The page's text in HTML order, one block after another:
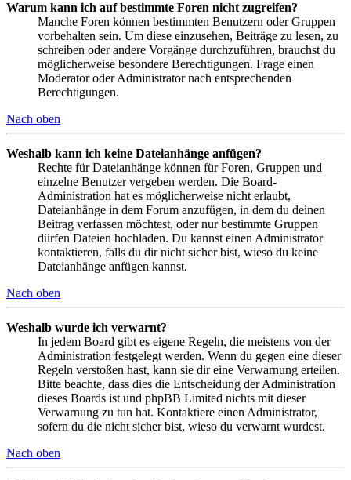
Warum kann ich auf bestimmte Foren nicht zugreifen?
Manche Foren können bestimmten Benutzern oder Gruppen
vorbehalten sein. Um diese einzusehen, Beiträge zu lesen, zu
schreiben oder andere Vorgänge durchzuführen, brauchst du
möglicherweise besondere Berechtigungen. Frage einen
Moderator oder Administrator nach entsprechenden
Berechtigungen.
Nach oben
Weshalb kann ich keine Dateianhänge anfügen?
Rechte für Dateianhänge können für Foren, Gruppen und
einzelne Benutzer vergeben werden. Die Board-
Administration hat es möglicherweise nicht erlaubt,
Dateianhänge in dem Forum anzufügen, in dem du deinen
Beitrag verfassen möchtest, oder nur bestimmte Gruppen
dürfen Dateien hochladen. Du kannst einen Administrator
kontaktieren, falls du dir nicht sicher bist, wieso du keine
Dateianhänge anfügen kannst.
Nach oben
Weshalb wurde ich verwarnt?
In jedem Board gibt es eigene Regeln, die meistens von der
Administration festgelegt werden. Wenn du gegen eine dieser
Regeln verstoßen hast, kann sie dir eine Verwarnung erteilen.
Bitte beachte, dass dies die Entscheidung der Administration
dieses Boards ist und phpBB Limited nichts mit dieser
Verwarnung zu tun hat. Kontaktiere einen Administrator,
sofern du die nicht sicher bist, wieso du verwarnt wurdest.
Nach oben